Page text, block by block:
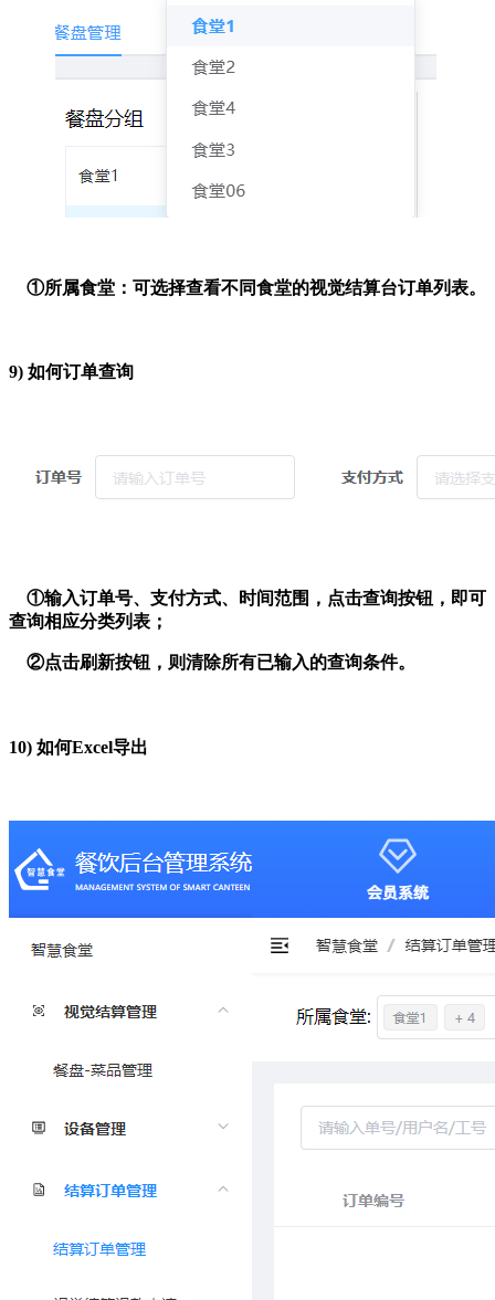
①所属食堂：可选择查看不同食堂的视觉结算台订单列表。
9) 如何订单查询
①输入订单号、支付方式、时间范围，点击查询按钮，即可
查询相应分类列表；
②点击刷新按钮，则清除所有已输入的查询条件。
10) 如何Excel导出